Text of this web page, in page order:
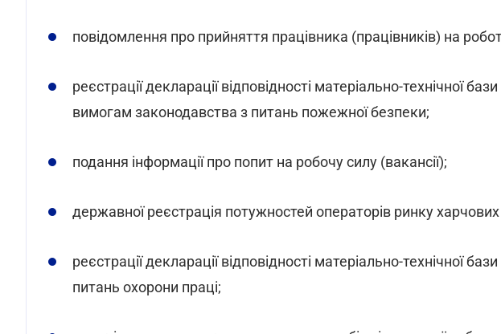
повідомлення про прийняття працівника (працівників) на
реєстрації декларації відповідності матеріально-технічної
вимогам законодавства з питань пожежної безпеки;
подання інформації про попит на робочу силу (вакансії);
державної реєстрація потужностей операторів ринку харчових
реєстрації декларації відповідності матеріально-технічної
питань охорони праці;